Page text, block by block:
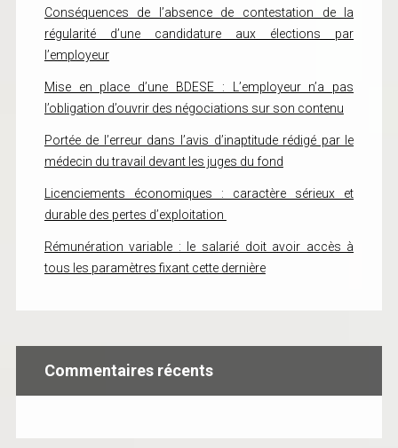
Conséquences de l’absence de contestation de la
régularité d’une candidature aux élections par
l’employeur
Mise en place d’une BDESE : L’employeur n’a pas
l’obligation d’ouvrir des négociations sur son contenu
Portée de l’erreur dans l’avis d’inaptitude rédigé par le
médecin du travail devant les juges du fond
Licenciements économiques : caractère sérieux et
durable des pertes d’exploitation
Rémunération variable : le salarié doit avoir accès à
tous les paramètres fixant cette dernière
Commentaires récents